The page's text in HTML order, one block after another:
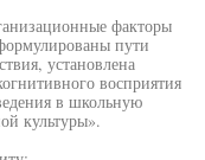
факторы
пути
установлена
восприятия
в школьную
культуры».